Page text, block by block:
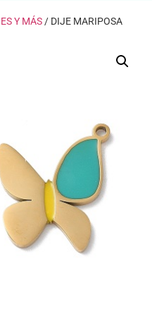
Y MÁS / DIJE MARIPOSA